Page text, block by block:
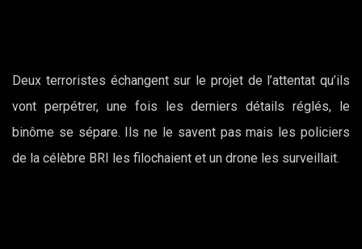
Deux terroristes échangent sur le projet de l’attentat qu’ils
vont perpétrer, une fois les derniers détails réglés, le
binôme se sépare. Ils ne le savent pas mais les policiers
de la célèbre BRI les filochaient et un drone les surveillait.